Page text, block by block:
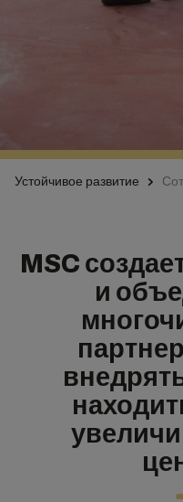
Устойчивое развитие
MSC
и